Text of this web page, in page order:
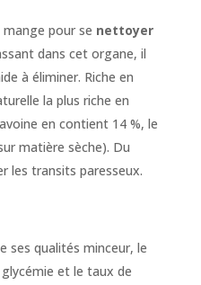
mange pour se nettoyer
dans cet organe, il
à éliminer. Riche en
la plus riche en
en contient 14 %, le
matière sèche). Du
les transits paresseux.
ses qualités minceur, le
et le taux de